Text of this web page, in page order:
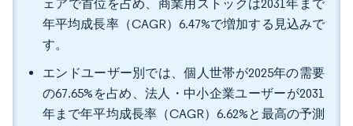
ェアで首位を占め、商業用ストックは2031年まで
年平均成長率（CAGR）6.47%で増加する見込みで
す。
エンドユーザー別では、個人世帯が2025年の需要
の67.65%を占め、法人・中小企業ユーザーが2031
年まで年平均成長率（CAGR）6.62%と最高の予測